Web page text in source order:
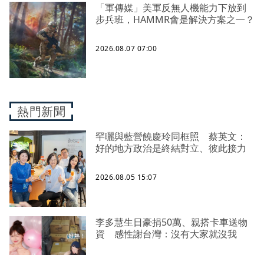
「軍傳媒」美軍反無人機能力下放到
步兵班，HAMMR會是解決方案之一？
2026.08.07 07:00
熱門新聞
罕曬與藍營饒慶玲同框照 蔡英文：
好的地方政治是終結對立、彼此接力
2026.08.05 15:07
李多慧生日豪捐50萬、親搭卡車送物
資 感性謝台灣：沒有大家就沒我